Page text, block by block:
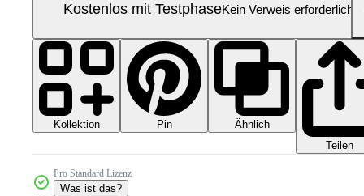
Kostenlos mit TestphaseKein Verweis erforderlich
Kollektion Pin
Ähnlich
Teilen
Pro Standard Lizenz
Was ist das?